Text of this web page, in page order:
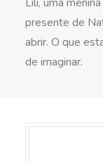
presente de
abrir. O que
de imaginar.